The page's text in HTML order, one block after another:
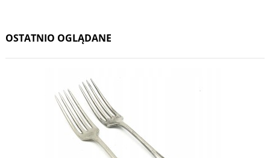
OSTATNIO OGLĄDANE